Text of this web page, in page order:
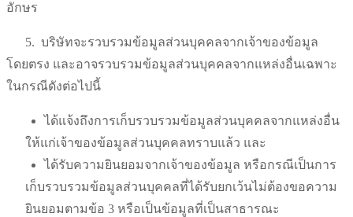
อักษร
5. บริษัทจะรวบรวมข้อมูลส่วนบุคคลจากเจ้าของข้อมูล
โดยตรง และอาจรวบรวมข้อมูลส่วนบุคคลจากแหล่งอื่นเฉพาะ
ในกรณีดังต่อไปนี้
ได้แจ้งถึงการเก็บรวบรวมข้อมูลส่วนบุคคลจากแหล่งอื่น
ให้แก่เจ้าของข้อมูลส่วนบุคคลทราบแล้ว และ
ได้รับความยินยอมจากเจ้าของข้อมูล หรือกรณีเป็นการ
เก็บรวบรวมข้อมูลส่วนบุคคลที่ได้รับยกเว้นไม่ต้องขอความ
ยินยอมตามข้อ 3 หรือเป็นข้อมูลที่เป็นสาธารณะ